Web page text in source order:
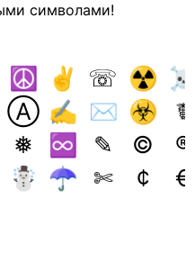
символами!
☮ ✌ ☏ ☢
Ⓐ ✍ ✉ ☣
☤
❅ ♾️ ✎ ©
®
☃ ☂ ✄ ¢ €